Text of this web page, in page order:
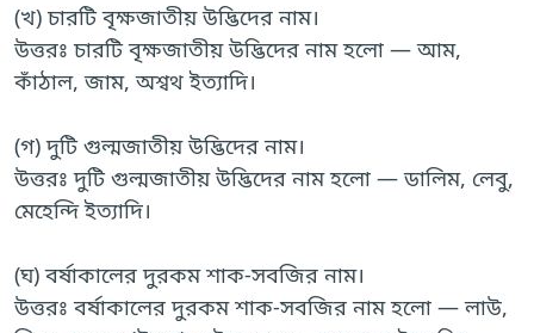
(খ) চারটি বৃক্ষজাতীয় উদ্ভিদের নাম।
উত্তরঃ চারটি বৃক্ষজাতীয় উদ্ভিদের নাম হলো — আম,
কাঁঠাল, জাম, অশ্বথ ইত্যাদি।
(গ) দুটি গুল্মজাতীয় উদ্ভিদের নাম।
উত্তরঃ দুটি গুল্মজাতীয় উদ্ভিদের নাম হলো — ডালিম, লেবু,
মেহেন্দি ইত্যাদি।
(ঘ) বর্ষাকালের দুরকম শাক-সবজির নাম।
উত্তরঃ বর্ষাকালের দুরকম শাক-সবজির নাম হলো — লাউ,